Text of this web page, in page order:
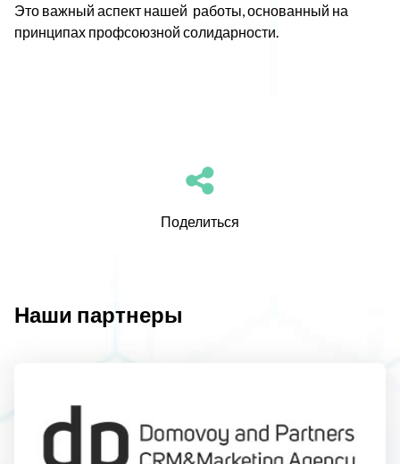
Это важный аспект нашей работы, основанный на
принципах профсоюзной солидарности.
Поделиться
Наши партнеры